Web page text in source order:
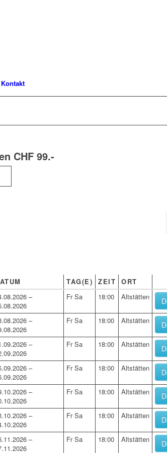
Kontakt
CHF 99.-
TAG(E) ZEIT ORT
–
Fr Sa 18:00 Altstätten
–
Fr Sa 18:00 Altstätten
–
Fr Sa 18:00 Altstätten
–
Fr Sa 18:00 Altstätten
–
Fr Sa 18:00 Altstätten
–
Fr Sa 18:00 Altstätten
–
Fr Sa 18:00 Altstätten